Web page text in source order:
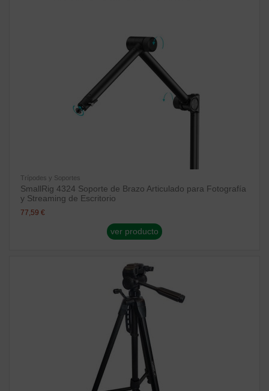
Trípodes y Soportes
SmallRig 4324 Soporte de Brazo Articulado para Fotografía
y Streaming de Escritorio
77,59 €
ver producto